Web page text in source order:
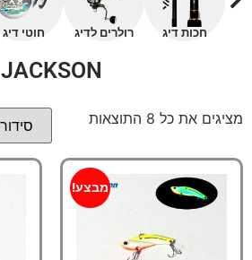
חכות דיג רולרים לדיג חוטי דיג
JACKSON
מציגים את כל ⁦8⁩ התוצאות
מבצע!